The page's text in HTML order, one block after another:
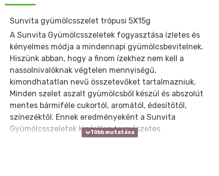
Sunvita gyümölcsszelet trópusi 5X15g
A Sunvita Gyümölcsszeletek fogyasztása ízletes és
kényelmes módja a mindennapi gyümölcsbevitelnek.
Hiszünk abban, hogy a finom ízekhez nem kell a
nassolnivalóknak végtelen mennyiségű,
kimondhatatlan nevű összetevőket tartalmazniuk.
Minden szelet aszalt gyümölcsből készül és abszolút
mentes bármiféle cukortól, aromától, édesítőtől,
színezéktől. Ennek eredményeként a Sunvita
Gyümölcsszeletek kizárólag természetes
alapanyagokat tartalmaznak és vegánok.